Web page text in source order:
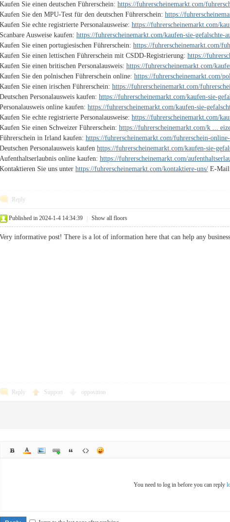
Kaufen Sie einen deutschen Führerschein: https://fuhrerscheinemarkt.com/
Kaufen Sie den MPU-Test für den deutschen Führerschein: https://
Kaufen Sie echte registrierte Personalausweise: https://fuhrerscheinemarkt.com/
Scanbare Ausweise kaufen: https://fuhrerscheinemarkt.com/kaufen-sie-gefalschte-
Kaufen Sie einen portugiesischen Führerschein: https://fuhrerscheinemarkt.com/
Kaufen Sie einen lettischen Führerschein mit CSDD-Registrierung: https://
Kaufen Sie einen britischen Personalausweis: https://fuhrerscheinemarkt.com/
Kaufen Sie den polnischen Führerschein online: https://fuhrerscheinemarkt.com/
Kaufen Sie einen irischen Führerschein: https://fuhrerscheinemarkt.com/
Deutschen Personalausweis kaufen: https://fuhrerscheinemarkt.com/kaufen-sie-
Personalausweis online kaufen: https://fuhrerscheinemarkt.com/kaufen-sie-
Kaufen Sie echte registrierte Personalausweise: https://fuhrerscheinemarkt.com/
Kaufen Sie einen Schweizer Führerschein: https://fuhrerscheinemarkt.com/k ...
Führerschein in Irland kaufen: https://fuhrerscheinemarkt.com/fuhrerschein-
Deutschen Personalausweis kaufen https://fuhrerscheinemarkt.com/kaufen-sie-
Aufenthaltserlaubnis online kaufen: https://fuhrerscheinemarkt.com/
Kontaktieren Sie uns unter https://fuhrerscheinemarkt.com/kontaktiere-uns/ E-
Reply
Published in 2024-1-4 14:34:39 Show all floors
Very informative post! There is a lot of information here that can help any
Reply Support opposition
You need to log in before you can reply